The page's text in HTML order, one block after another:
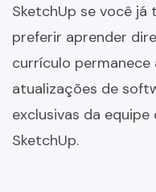
SketchUp se você já
preferir aprender
currículo
atualizações de
exclusivas da
SketchUp.